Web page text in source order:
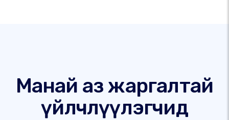
Манай аз жаргалтай
үйлчлүүлэгчид